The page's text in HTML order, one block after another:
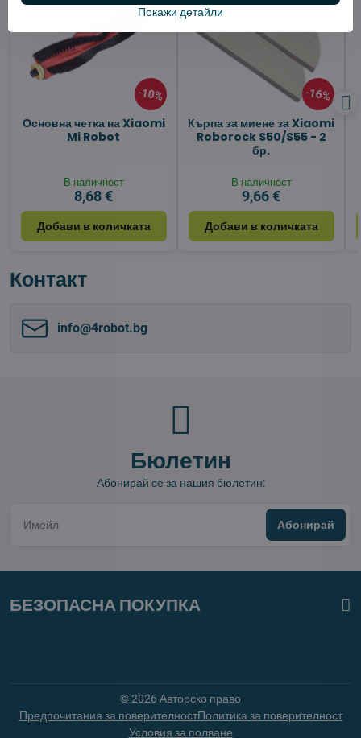
10%
Основна четка на Xiaomi
Mi Robot
В наличност
8,68 €
Добави в количката
16%
Кърпа за миене за Xiaomi
Roborock S50/S55 - 2
бр.
В наличност
9,66 €
Добави в количката
Контакт
info​@4robot​.bg
Бюлетин
Абонирай се за нашия бюлетин:
Абонирай
БЕЗОПАСНА ПОКУПКА
©2026 Авторско право
Предпочитания за поверителностПолитика за поверителност
Условия за полване
Покажи детайли